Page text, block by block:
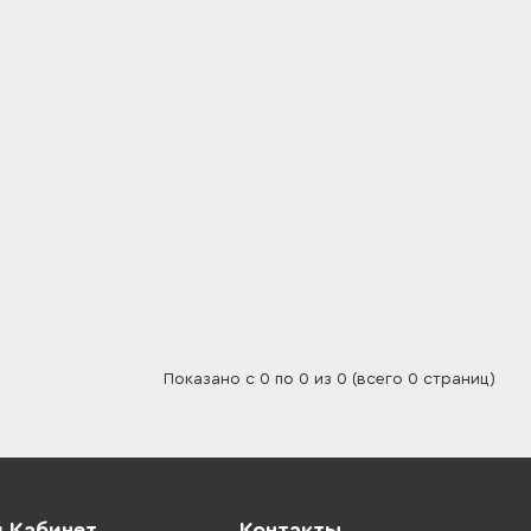
Показано с 0 по 0 из 0 (всего 0 страниц)